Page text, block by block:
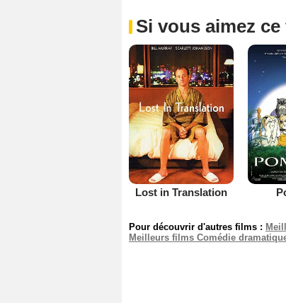
Si vous aimez
Lost in Translation
Pour découvrir d'autres films :
Meilleurs films Comédie